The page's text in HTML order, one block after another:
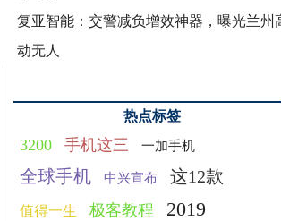
复亚智能：交警减负增效神器，曝光兰州
动无人
热点标签
3200 手机这三 一加手机
全球手机 中兴宣布 这12款
值得一生 极客教程 2019